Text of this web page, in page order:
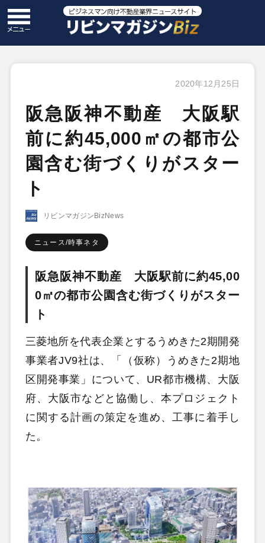
2020年12月25日
阪急阪神不動産 大阪駅
前に約45,000㎡の都市公
園含む街づくりがスター
ト
リビンマガジンBizNews
ニュース/時事ネタ
阪急阪神不動産 大阪駅前に約45,00
0㎡の都市公園含む街づくりがスター
ト
三菱地所を代表企業とするうめきた2期開発
事業者JV9社は、「（仮称）うめきた2期地
区開発事業」について、UR都市機構、大阪
府、大阪市などと協働し、本プロジェクト
に関する計画の策定を進め、工事に着手し
た。